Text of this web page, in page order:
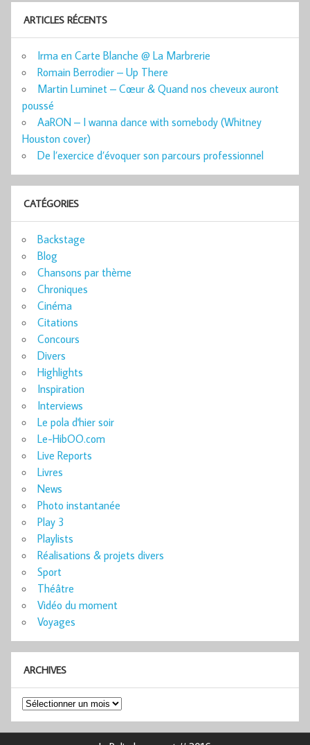
ARTICLES RÉCENTS
Irma en Carte Blanche @ La Marbrerie
Romain Berrodier – Up There
Martin Luminet – Cœur & Quand nos cheveux auront
poussé
AaRON – I wanna dance with somebody (Whitney
Houston cover)
De l’exercice d’évoquer son parcours professionnel
CATÉGORIES
Backstage
Blog
Chansons par thème
Chroniques
Cinéma
Citations
Concours
Divers
Highlights
Inspiration
Interviews
Le pola d'hier soir
Le-HibOO.com
Live Reports
Livres
News
Photo instantanée
Play 3
Playlists
Réalisations & projets divers
Sport
Théâtre
Vidéo du moment
Voyages
ARCHIVES
Archives